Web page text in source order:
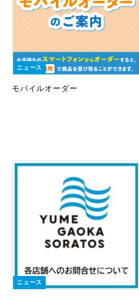
ニュース
モバイルオーダー
ニュース